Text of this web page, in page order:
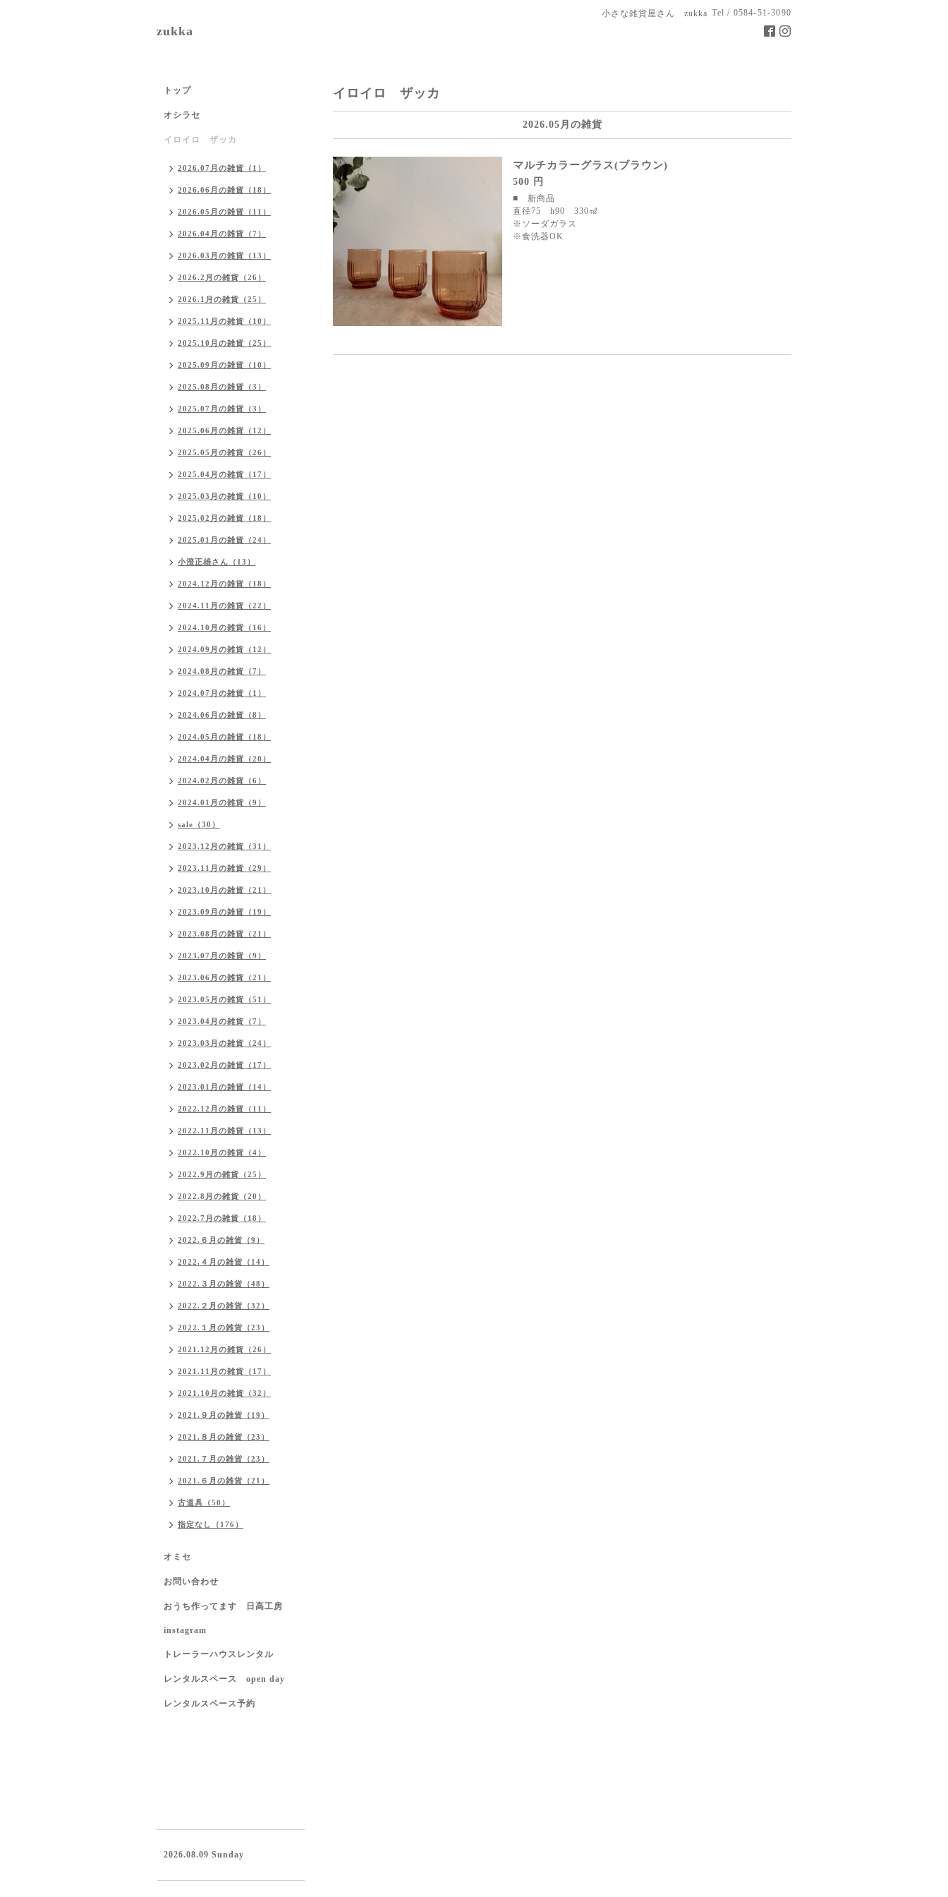
小さな雑貨屋さん zukka Tel / 0584-51-3090
zukka
イロイロ ザッカ
2026.05月の雑貨
マルチカラーグラス(ブラウン)
500 円
■ 新商品
直径75 h90 330㎖
※ソーダガラス
※食洗器OK
トップ
オシラセ
イロイロ ザッカ
2026.07月の雑貨（1）
2026.06月の雑貨（18）
2026.05月の雑貨（11）
2026.04月の雑貨（7）
2026.03月の雑貨（13）
2026.2月の雑貨（26）
2026.1月の雑貨（25）
2025.11月の雑貨（10）
2025.10月の雑貨（25）
2025.09月の雑貨（10）
2025.08月の雑貨（3）
2025.07月の雑貨（3）
2025.06月の雑貨（12）
2025.05月の雑貨（26）
2025.04月の雑貨（17）
2025.03月の雑貨（10）
2025.02月の雑貨（18）
2025.01月の雑貨（24）
小澄正雄さん（13）
2024.12月の雑貨（18）
2024.11月の雑貨（22）
2024.10月の雑貨（16）
2024.09月の雑貨（12）
2024.08月の雑貨（7）
2024.07月の雑貨（1）
2024.06月の雑貨（8）
2024.05月の雑貨（18）
2024.04月の雑貨（20）
2024.02月の雑貨（6）
2024.01月の雑貨（9）
sale（30）
2023.12月の雑貨（31）
2023.11月の雑貨（29）
2023.10月の雑貨（21）
2023.09月の雑貨（19）
2023.08月の雑貨（21）
2023.07月の雑貨（9）
2023.06月の雑貨（21）
2023.05月の雑貨（51）
2023.04月の雑貨（7）
2023.03月の雑貨（24）
2023.02月の雑貨（17）
2023.01月の雑貨（14）
2022.12月の雑貨（11）
2022.11月の雑貨（13）
2022.10月の雑貨（4）
2022.9月の雑貨（25）
2022.8月の雑貨（20）
2022.7月の雑貨（18）
2022.６月の雑貨（9）
2022.４月の雑貨（14）
2022.３月の雑貨（48）
2022.２月の雑貨（32）
2022.１月の雑貨（23）
2021.12月の雑貨（26）
2021.11月の雑貨（17）
2021.10月の雑貨（32）
2021.９月の雑貨（19）
2021.８月の雑貨（23）
2021.７月の雑貨（23）
2021.６月の雑貨（21）
古道具（50）
指定なし（176）
オミセ
お問い合わせ
おうち作ってます 日高工房
instagram
トレーラーハウスレンタル
レンタルスペース open day
レンタルスペース予約
2026.08.09 Sunday